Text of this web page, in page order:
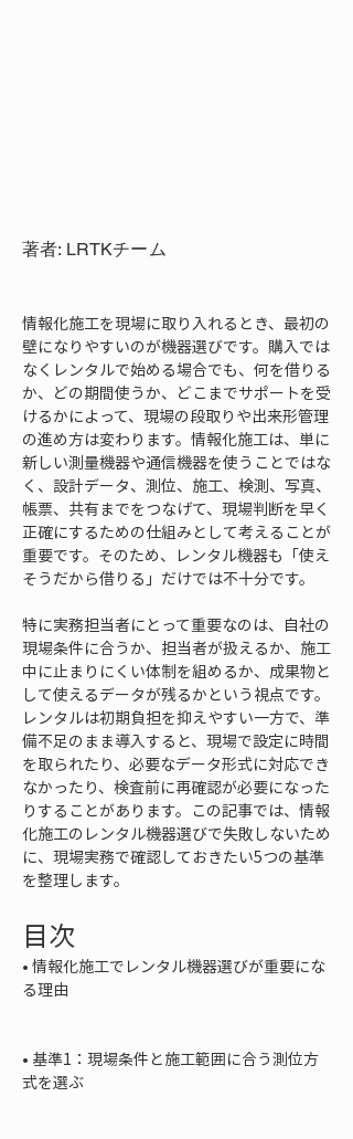
著者: LRTKチーム
情報化施工を現場に取り入れるとき、最初の
壁になりやすいのが機器選びです。購入では
なくレンタルで始める場合でも、何を借りる
か、どの期間使うか、どこまでサポートを受
けるかによって、現場の段取りや出来形管理
の進め方は変わります。情報化施工は、単に
新しい測量機器や通信機器を使うことではな
く、設計データ、測位、施工、検測、写真、
帳票、共有までをつなげて、現場判断を早く
正確にするための仕組みとして考えることが
重要です。そのため、レンタル機器も「使え
そうだから借りる」だけでは不十分です。
特に実務担当者にとって重要なのは、自社の
現場条件に合うか、担当者が扱えるか、施工
中に止まりにくい体制を組めるか、成果物と
して使えるデータが残るかという視点です。
レンタルは初期負担を抑えやすい一方で、準
備不足のまま導入すると、現場で設定に時間
を取られたり、必要なデータ形式に対応でき
なかったり、検査前に再確認が必要になった
りすることがあります。この記事では、情報
化施工のレンタル機器選びで失敗しないため
に、現場実務で確認しておきたい5つの基準
を整理します。
目次
• 情報化施工でレンタル機器選びが重要にな
る理由
• 基準1：現場条件と施工範囲に合う測位方
式を選ぶ